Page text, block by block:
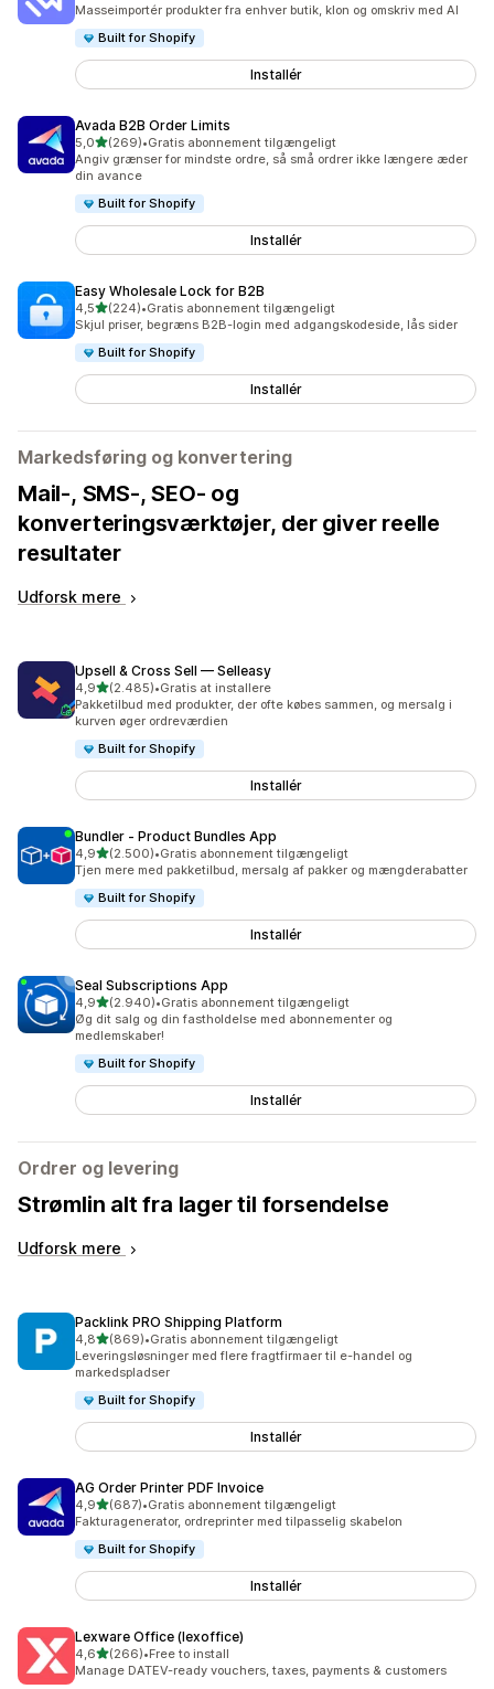
Masseimportér produkter fra enhver butik, klon og omskriv med AI
Built for Shopify
Installér
Avada B2B Order Limits
5,0ud af 5 stjerner
(269)
269 anmeldelser i alt
•Gratis abonnement tilgængeligt
Angiv grænser for mindste ordre, så små ordrer ikke længere æder
din avance
Built for Shopify
Installér
Easy Wholesale Lock for B2B
4,5ud af 5 stjerner
(224)
224 anmeldelser i alt
•Gratis abonnement tilgængeligt
Skjul priser, begræns B2B-login med adgangskodeside, lås sider
Built for Shopify
Installér
Markedsføring og konvertering
Mail-, SMS-, SEO- og
konverteringsværktøjer, der giver reelle
resultater
Udforsk mere
Upsell & Cross Sell — Selleasy
4,9ud af 5 stjerner
(2.485)
2485 anmeldelser i alt
•Gratis at installere
Pakketilbud med produkter, der ofte købes sammen, og mersalg i
kurven øger ordreværdien
Built for Shopify
Installér
Bundler ‑ Product Bundles App
4,9ud af 5 stjerner
(2.500)
2500 anmeldelser i alt
•Gratis abonnement tilgængeligt
Tjen mere med pakketilbud, mersalg af pakker og mængderabatter
Built for Shopify
Installér
Seal Subscriptions App
4,9ud af 5 stjerner
(2.940)
2940 anmeldelser i alt
•Gratis abonnement tilgængeligt
Øg dit salg og din fastholdelse med abonnementer og
medlemskaber!
Built for Shopify
Installér
Ordrer og levering
Strømlin alt fra lager til forsendelse
Udforsk mere
Packlink PRO Shipping Platform
4,8ud af 5 stjerner
(869)
869 anmeldelser i alt
•Gratis abonnement tilgængeligt
Leveringsløsninger med flere fragtfirmaer til e-handel og
markedspladser
Built for Shopify
Installér
AG Order Printer PDF Invoice
4,9ud af 5 stjerner
(687)
687 anmeldelser i alt
•Gratis abonnement tilgængeligt
Fakturagenerator, ordreprinter med tilpasselig skabelon
Built for Shopify
Installér
Lexware Office (lexoffice)
4,6ud af 5 stjerner
(266)
266 anmeldelser i alt
•Free to install
Manage DATEV-ready vouchers, taxes, payments & customers